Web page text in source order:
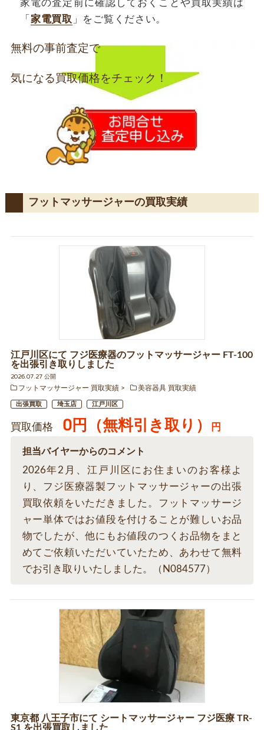
家電の査定前に確認しておくことや買取実績は
「 家電買取 」をご覧ください。
無料の事前査定で
気になる買取価格をチェック！
フットマッサージャーの買取実績
江戸川区にて フジ医療器のフットマッサージャー FT-100
を出張引き取りしました
2026.07.27 公開
フットマッサージャー 買取実績
美容器具 買取実績
出張買取 埼玉店 江戸川区
買取価格 0円（無料引き取り） 円
担当バイヤーからのコメント
2026年2月、江戸川区にお住まいのお客様よ
り、フジ医療器製フットマッサージャーの出張
買取依頼をいただきました。フットマッサージ
ャー単体ではお値段を付けることが難しいお品
物でしたが、他にもお値段のつくお品物をまと
めてご依頼いただいていたため、あわせて無料
でお引き取りいたしました。（N084577）
東京都 八王子市にて シートマッサージャー フジ医療 TR-
S1 を出張買取しました